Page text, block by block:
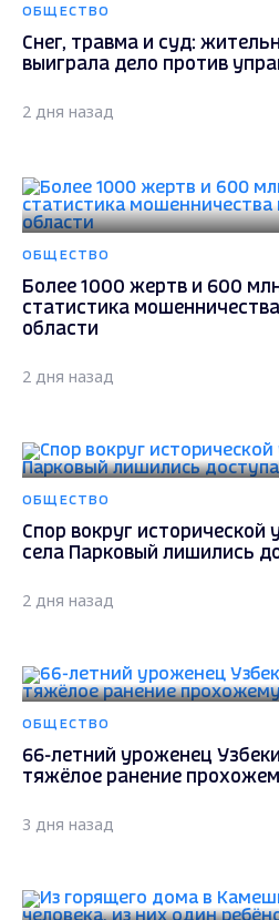
ОБЩЕСТВО
Снег, травма и суд:
выиграла дело против
2 дня назад
ОБЩЕСТВО
Более 1000 жертв и 600
статистика
области
2 дня назад
ОБЩЕСТВО
Спор вокруг исторической
села Парковый лишились
2 дня назад
ОБЩЕСТВО
66-летний уроженец
тяжёлое ранение
3 дня назад